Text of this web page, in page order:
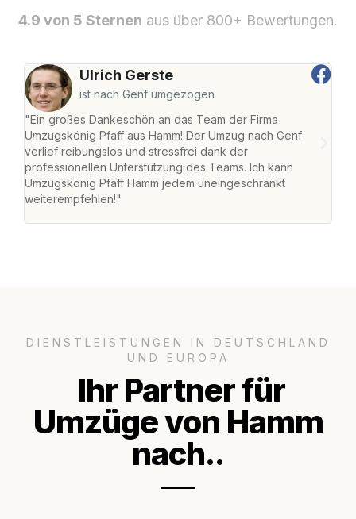
4.9 von 5 Sternen aus über 800+ Bewertungen.
Ulrich Gerste
ist nach Genf umgezogen
"Ein großes Dankeschön an das Team der Firma
Umzugskönig Pfaff aus Hamm! Der Umzug nach Genf
verlief reibungslos und stressfrei dank der
professionellen Unterstützung des Teams. Ich kann
Umzugskönig Pfaff Hamm jedem uneingeschränkt
weiterempfehlen!"
DIENSTLEISTUNGEN IN DEUTSCHLAND
UND EUROPA
Ihr Partner für
Umzüge von Hamm
nach..